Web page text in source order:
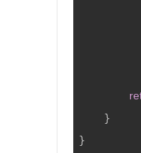
    }
}